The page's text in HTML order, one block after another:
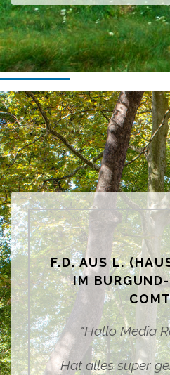
F.D. AUS L.
IM
"Hallo Media
Hat alles super